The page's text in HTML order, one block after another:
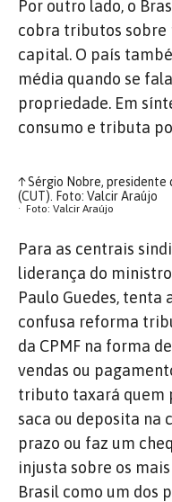
Por outro lado, o
cobra tributos sobre
capital. O país
média quando se
propriedade. Em
consumo e tributa
↑Sérgio Nobre, presidente
(CUT). Foto: Valcir Araújo
Foto: Valcir Araújo
Para as centrais
liderança do
Paulo Guedes, tenta
confusa reforma
da CPMF na forma
vendas ou
tributo taxará quem
saca ou deposita na
prazo ou faz um
injusta sobre os
Brasil como um dos